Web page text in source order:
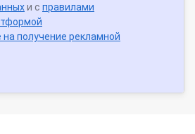
и с правилами
получение рекламной